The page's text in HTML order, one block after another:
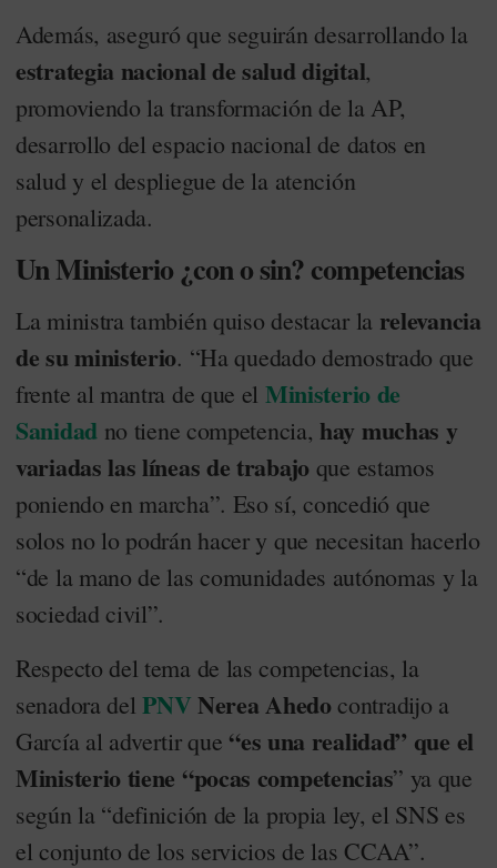
Además, aseguró que seguirán desarrollando la
estrategia nacional de salud digital,
promoviendo la transformación de la AP,
desarrollo del espacio nacional de datos en
salud y el despliegue de la atención
personalizada.
Un Ministerio ¿con o sin? competencias
La ministra también quiso destacar la relevancia
de su ministerio. “Ha quedado demostrado que
frente al mantra de que el Ministerio de
Sanidadno tiene competencia,hay muchas y
variadas las líneas de trabajo que estamos
poniendo en marcha”. Eso sí, concedió que
solos no lo podrán hacer y que necesitan hacerlo
“de la mano de las comunidades autónomas y la
sociedad civil”.
Respecto del tema de las competencias, la
senadora delPNVNerea Ahedo contradijo a
García al advertir que “es una realidad” que el
Ministerio tiene “pocas competencias” ya que
según la “definición de la propia ley, el SNS es
el conjunto de los servicios de las CCAA”.